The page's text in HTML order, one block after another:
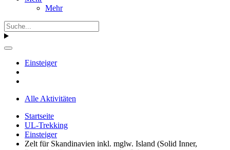
Mehr
Einsteiger
Alle Aktivitäten
Startseite
UL-Trekking
Einsteiger
Zelt für Skandinavien inkl. mglw. Island (Solid Inner,